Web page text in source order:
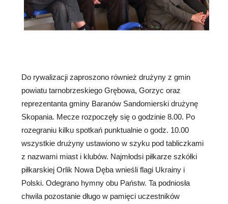
Do rywalizacji zaproszono również drużyny z gmin
powiatu tarnobrzeskiego Grębowa, Gorzyc oraz
reprezentanta gminy Baranów Sandomierski drużynę
Skopania. Mecze rozpoczęły się o godzinie 8.00. Po
rozegraniu kilku spotkań punktualnie o godz. 10.00
wszystkie drużyny ustawiono w szyku pod tabliczkami
z nazwami miast i klubów. Najmłodsi piłkarze szkółki
piłkarskiej Orlik Nowa Dęba wnieśli flagi Ukrainy i
Polski. Odegrano hymny obu Państw. Ta podniosła
chwila pozostanie długo w pamięci uczestników